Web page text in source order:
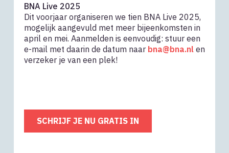
BNA Live 2025
Dit voorjaar organiseren we tien BNA Live 2025,
mogelijk aangevuld met meer bijeenkomsten in
april en mei. Aanmelden is eenvoudig: stuur een
e-mail met daarin de datum naar bna@bna.nlen
verzeker je van een plek!
SCHRIJF JE NU GRATIS IN